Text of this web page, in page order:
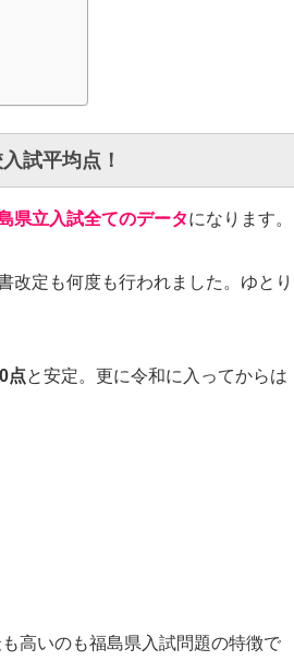
試平均点！
県立入試全てのデータになります。
改定も何度も行われました。ゆとり
点と安定。更に令和に入ってからは
高いのも福島県入試問題の特徴で